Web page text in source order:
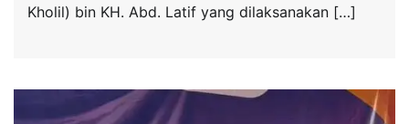
Kholil) bin KH. Abd. Latif yang dilaksanakan […]